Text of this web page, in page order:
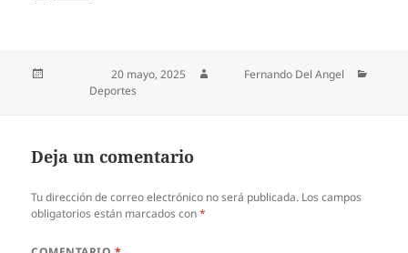
Publicado el20 mayo, 2025
Fernando Del Angel
Deportes
Deja un comentario
Tu dirección de correo electrónico no será publicada. Los campos
obligatorios están marcados con*